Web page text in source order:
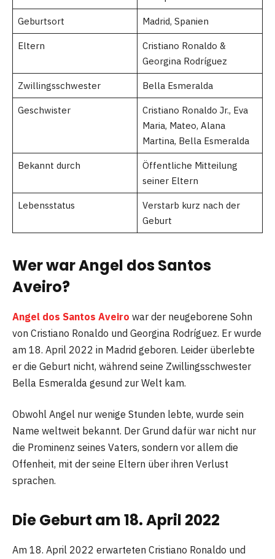
Geburtsort Madrid, Spanien
Eltern
Cristiano Ronaldo &
Georgina Rodríguez
Zwillingsschwester Bella Esmeralda
Geschwister
Cristiano Ronaldo Jr., Eva
Maria, Mateo, Alana
Martina, Bella Esmeralda
Bekannt durch
Öffentliche Mitteilung
seiner Eltern
Lebensstatus
Verstarb kurz nach der
Geburt
Wer war Angel dos Santos
Aveiro?
Angel dos Santos Aveiro war der neugeborene Sohn
von Cristiano Ronaldo und Georgina Rodríguez. Er wurde
am 18. April 2022 in Madrid geboren. Leider überlebte
er die Geburt nicht, während seine Zwillingsschwester
Bella Esmeralda gesund zur Welt kam.
Obwohl Angel nur wenige Stunden lebte, wurde sein
Name weltweit bekannt. Der Grund dafür war nicht nur
die Prominenz seines Vaters, sondern vor allem die
Offenheit, mit der seine Eltern über ihren Verlust
sprachen.
Die Geburt am 18. April 2022
Am 18. April 2022 erwarteten Cristiano Ronaldo und